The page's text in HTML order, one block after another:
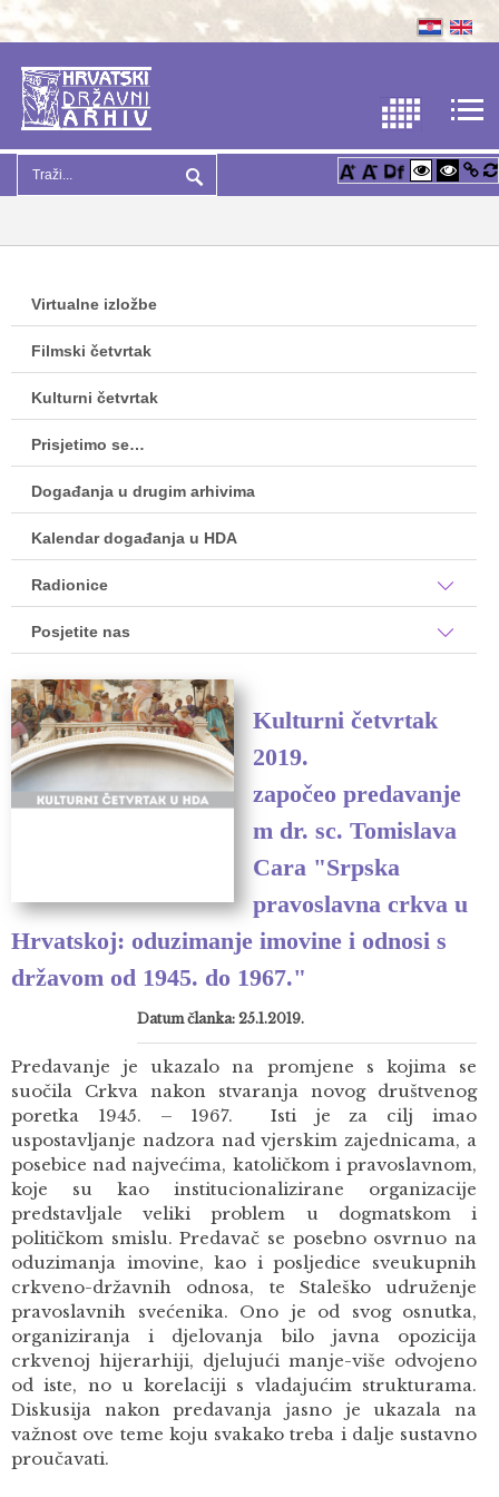
Virtualne izložbe
Filmski četvrtak
Kulturni četvrtak
Prisjetimo se…
Događanja u drugim arhivima
Kalendar događanja u HDA
Radionice
Posjetite nas
Kulturni četvrtak
2019.
započeo predavanje
m dr. sc. Tomislava
Cara "Srpska
pravoslavna crkva u
Hrvatskoj: oduzimanje imovine i odnosi s
državom od 1945. do 1967."
Datum članka: 25.1.2019.
Predavanje je ukazalo na promjene s kojima se
suočila Crkva nakon stvaranja novog društvenog
poretka 1945. – 1967. Isti je za cilj imao
uspostavljanje nadzora nad vjerskim zajednicama, a
posebice nad najvećima, katoličkom i pravoslavnom,
koje su kao institucionalizirane organizacije
predstavljale veliki problem u dogmatskom i
političkom smislu. Predavač se posebno osvrnuo na
oduzimanja imovine, kao i posljedice sveukupnih
crkveno-državnih odnosa, te Staleško udruženje
pravoslavnih svećenika. Ono je od svog osnutka,
organiziranja i djelovanja bilo javna opozicija
crkvenoj hijerarhiji, djelujući manje-više odvojeno
od iste, no u korelaciji s vladajućim strukturama.
Diskusija nakon predavanja jasno je ukazala na
važnost ove teme koju svakako treba i dalje sustavno
proučavati.